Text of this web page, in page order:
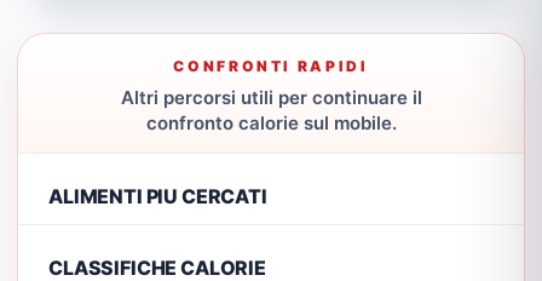
CONFRONTI RAPIDI
Altri percorsi utili per continuare il
confronto calorie sul mobile.
ALIMENTI PIU CERCATI
CLASSIFICHE CALORIE